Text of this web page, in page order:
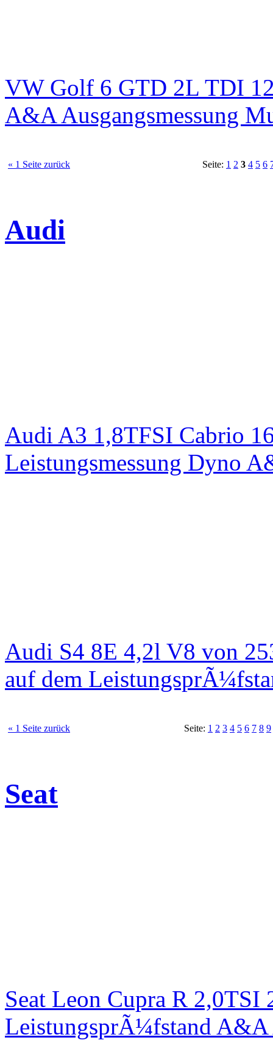
VW Golf 6 GTD 2L TDI
A&A Ausgangsmessung
« 1 Seite zurück Seite: 1 2 3 4 5 6
Audi
Audi A3 1,8TFSI Cabrio
Leistungsmessung Dyno
Audi S4 8E 4,2l V8 von
auf dem
« 1 Seite zurück Seite: 1 2 3 4 5 6 7 8 9
Seat
Seat Leon Cupra R
LeistungsprÃ¼fstand